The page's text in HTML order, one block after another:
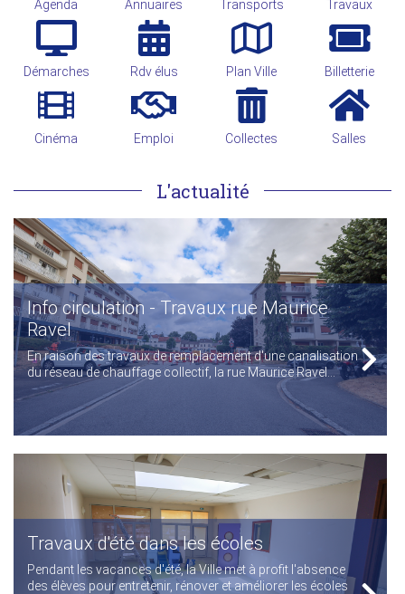
Agenda Annuaires Transports Travaux
Démarches Rdv élus Plan Ville Billetterie
Cinéma Emploi Collectes Salles
L'actualité
Info circulation - Travaux rue Maurice
Ravel
En raison des travaux de remplacement d'une canalisation
du réseau de chauffage collectif, la rue Maurice Ravel...
Travaux d'été dans les écoles
Pendant les vacances d'été, la Ville met à profit l'absence
des élèves pour entretenir, rénover et améliorer les écoles